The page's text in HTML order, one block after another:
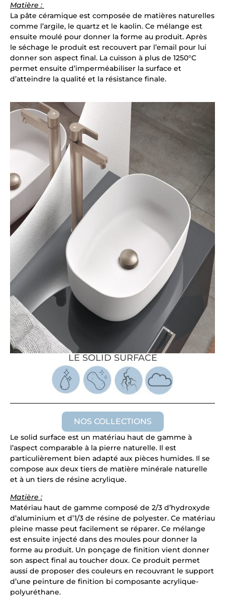
Matière :
La pâte céramique est composée de matières naturelles
comme l’argile, le quartz et le kaolin. Ce mélange est
ensuite moulé pour donner la forme au produit. Après
le séchage le produit est recouvert par l’email pour lui
donner son aspect final. La cuisson à plus de 1250°C
permet ensuite d’imperméabiliser la surface et
d’atteindre la qualité et la résistance finale.
LE SOLID SURFACE
NOS COLLECTIONS
Le solid surface est un matériau haut de gamme à
l’aspect comparable à la pierre naturelle. Il est
particulièrement bien adapté aux pièces humides. Il se
compose aux deux tiers de matière minérale naturelle
et à un tiers de résine acrylique.
Matière :
Matériau haut de gamme composé de 2/3 d’hydroxyde
d’aluminium et d’1/3 de résine de polyester. Ce matériau
pleine masse peut facilement se réparer. Ce mélange
est ensuite injecté dans des moules pour donner la
forme au produit. Un ponçage de finition vient donner
son aspect final au toucher doux. Ce produit permet
aussi de proposer des couleurs en recouvrant le support
d’une peinture de finition bi composante acrylique-
polyuréthane.